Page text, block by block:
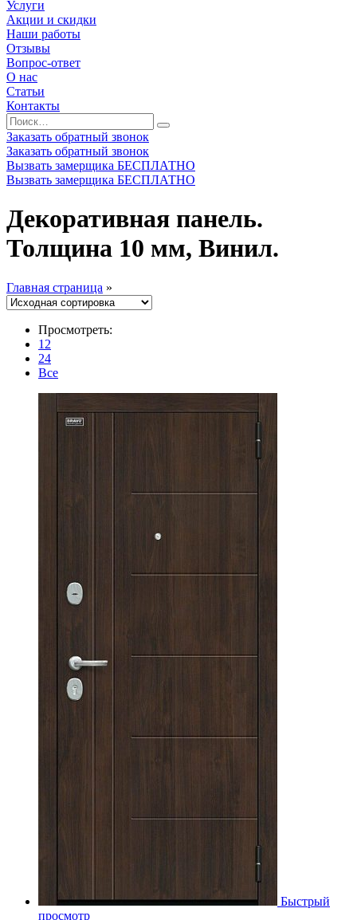
Услуги
Акции и скидки
Наши работы
Отзывы
Вопрос-ответ
О нас
Статьи
Контакты
Заказать обратный звонок
Заказать обратный звонок
Вызвать замерщика БЕСПЛАТНО
Вызвать замерщика БЕСПЛАТНО
Декоративная панель.
Толщина 10 мм, Винил.
Главная страница »
Просмотреть:
12
24
Все
Быстрый
просмотр